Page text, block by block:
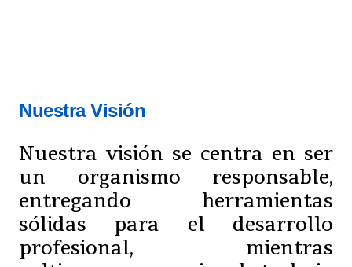
Nuestra Visión
Nuestra visión se centra en ser
un organismo responsable,
entregando herramientas
sólidas para el desarrollo
profesional, mientras